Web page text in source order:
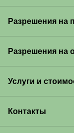
Разрешения на
Разрешения на
Услуги и
Контакты